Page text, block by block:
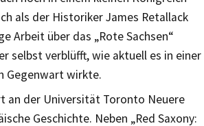
als der Historiker James Retallack
Arbeit über das „Rote Sachsen“
selbst verblüfft, wie aktuell es in einer
Gegenwart wirkte.
an der Universität Toronto Neuere
Geschichte. Neben „Red Saxony: